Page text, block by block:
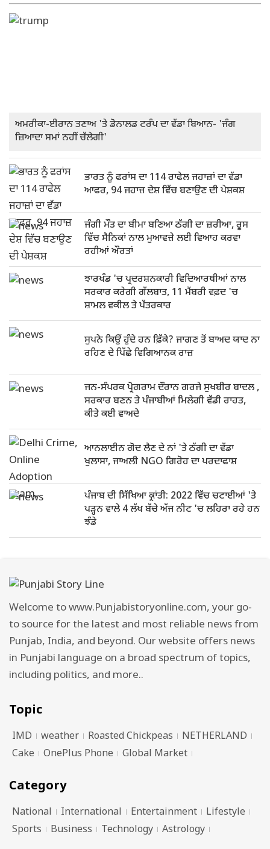
ਅਮਰੀਕਾ-ਈਰਾਨ ਤਣਾਅ 'ਤੇ ਡੋਨਾਲਡ ਟਰੰਪ ਦਾ ਵੱਡਾ ਬਿਆਨ- 'ਜੰਗ
ਜ਼ਿਆਦਾ ਸਮਾਂ ਨਹੀਂ ਚੱਲੇਗੀ'
ਭਾਰਤ ਨੂੰ ਫਰਾਂਸ ਦਾ 114 ਰਾਫੇਲ ਜਹਾਜ਼ਾਂ ਦਾ ਵੱਡਾ
ਆਫਰ, 94 ਜਹਾਜ਼ ਦੇਸ਼ ਵਿੱਚ ਬਣਾਉਣ ਦੀ ਪੇਸ਼ਕਸ਼
ਜੰਗੀ ਮੌਤ ਦਾ ਬੀਮਾ ਬਣਿਆ ਠੱਗੀ ਦਾ ਜ਼ਰੀਆ, ਰੂਸ
ਵਿੱਚ ਸੈਨਿਕਾਂ ਨਾਲ ਮੁਆਵਜ਼ੇ ਲਈ ਵਿਆਹ ਕਰਵਾ
ਰਹੀਆਂ ਔਰਤਾਂ
ਝਾਰਖੰਡ 'ਚ ਪ੍ਰਦਰਸ਼ਨਕਾਰੀ ਵਿਦਿਆਰਥੀਆਂ ਨਾਲ
ਸਰਕਾਰ ਕਰੇਗੀ ਗੱਲਬਾਤ, 11 ਮੈਂਬਰੀ ਵਫ਼ਦ 'ਚ
ਸ਼ਾਮਲ ਵਕੀਲ ਤੇ ਪੱਤਰਕਾਰ
ਸੁਪਨੇ ਕਿਉਂ ਹੁੰਦੇ ਹਨ ਫ਼ਿੱਕੇ? ਜਾਗਣ ਤੋਂ ਬਾਅਦ ਯਾਦ ਨਾ
ਰਹਿਣ ਦੇ ਪਿੱਛੇ ਵਿਗਿਆਨਕ ਰਾਜ਼
ਜਨ-ਸੰਪਰਕ ਪ੍ਰੋਗਰਾਮ ਦੌਰਾਨ ਗਰਜੇ ਸੁਖਬੀਰ ਬਾਦਲ ,
ਸਰਕਾਰ ਬਣਨ ਤੇ ਪੰਜਾਬੀਆਂ ਮਿਲੇਗੀ ਵੱਡੀ ਰਾਹਤ,
ਕੀਤੇ ਕਈ ਵਾਅਦੇ
ਆਨਲਾਈਨ ਗੋਦ ਲੈਣ ਦੇ ਨਾਂ 'ਤੇ ਠੱਗੀ ਦਾ ਵੱਡਾ
ਖੁਲਾਸਾ, ਜਾਅਲੀ NGO ਗਿਰੋਹ ਦਾ ਪਰਦਾਫਾਸ਼
ਪੰਜਾਬ ਦੀ ਸਿੱਖਿਆ ਕ੍ਰਾਂਤੀ: 2022 ਵਿੱਚ ਚਟਾਈਆਂ 'ਤੇ
ਪੜ੍ਹਨ ਵਾਲੇ 4 ਲੱਖ ਬੱਚੇ ਅੱਜ ਨੀਟ 'ਚ ਲਹਿਰਾ ਰਹੇ ਹਨ
ਝੰਡੇ
Welcome to www.Punjabistoryonline.com, your go-
to source for the latest and most reliable news from
Punjab, India, and beyond. Our website offers news
in Punjabi language on a broad spectrum of topics,
including politics, and more..
Topic
IMD weather Roasted Chickpeas
NETHERLAND
Cake
OnePlus Phone Global Market
Category
National International Entertainment
Lifestyle
Sports
Business Technology Astrology